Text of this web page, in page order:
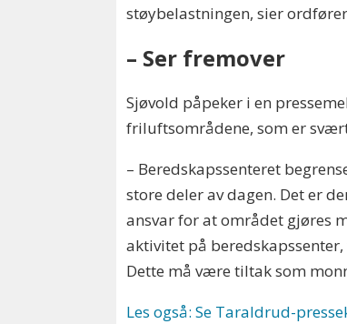
støybelastningen, sier
– Ser fremover
Sjøvold påpeker i en
friluftsområdene, som er
– Beredskapssenteret
store deler av dagen. Det er
ansvar for at området gjøres
aktivitet på
Dette må være tiltak som
Les også: Se Taraldrud-